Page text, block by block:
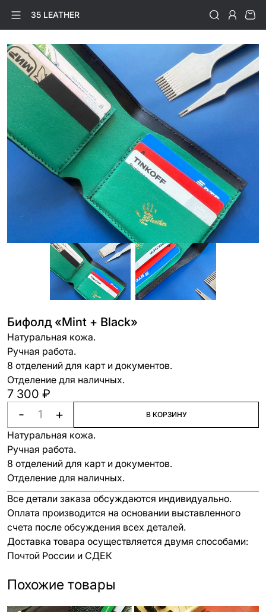
35 LEATHER
Бифолд «Mint + Black»
Натуральная кожа.
Ручная работа.
8 отделений для карт и документов.
Отделение для наличных.
7 300 ₽
- + В КОРЗИНУ
Натуральная кожа.
Ручная работа.
8 отделений для карт и документов.
Отделение для наличных.
Все детали заказа обсуждаются индивидуально.
Оплата производится на основании выставленного
счета после обсуждения всех деталей.
Доставка товара осуществляется двумя способами:
Почтой России и СДЕК
Похожие товары